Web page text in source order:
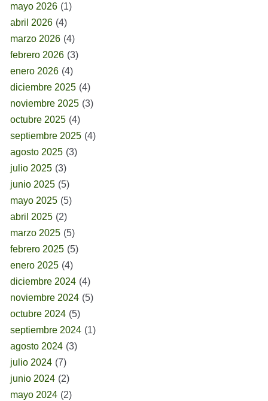
mayo 2026 (1)
abril 2026 (4)
marzo 2026 (4)
febrero 2026 (3)
enero 2026 (4)
diciembre 2025 (4)
noviembre 2025 (3)
octubre 2025 (4)
septiembre 2025 (4)
agosto 2025 (3)
julio 2025 (3)
junio 2025 (5)
mayo 2025 (5)
abril 2025 (2)
marzo 2025 (5)
febrero 2025 (5)
enero 2025 (4)
diciembre 2024 (4)
noviembre 2024 (5)
octubre 2024 (5)
septiembre 2024 (1)
agosto 2024 (3)
julio 2024 (7)
junio 2024 (2)
mayo 2024 (2)